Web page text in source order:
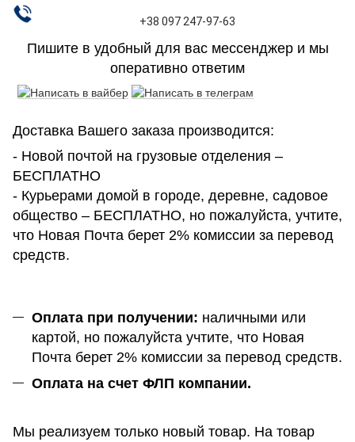
+38 097 247-97-63
Пишите в удобный для вас мессенджер и мы
оперативно ответим
Доставка Вашего заказа производится:
- Новой почтой на грузовые отделения –
БЕСПЛАТНО
- Курьерами домой в городе, деревне, садовое
общество – БЕСПЛАТНО, но пожалуйста, учтите,
что Новая Почта берет 2% комиссии за перевод
средств.
Оплата при получении: наличными или
картой, но пожалуйста учтите, что Новая
Почта берет 2% комиссии за перевод средств.
Оплата на счет ФЛП компании.
Мы реализуем только новый товар. На товар